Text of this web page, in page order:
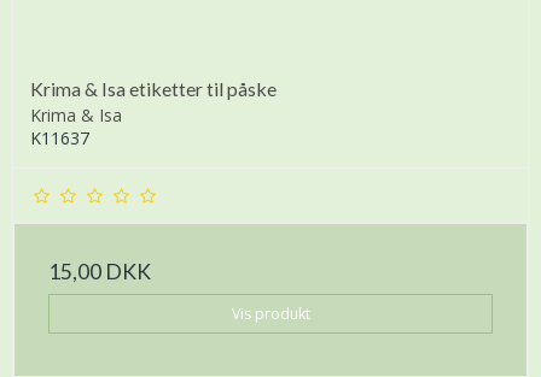
Krima & Isa etiketter til påske
Krima & Isa
K11637
15,00 DKK
Vis produkt